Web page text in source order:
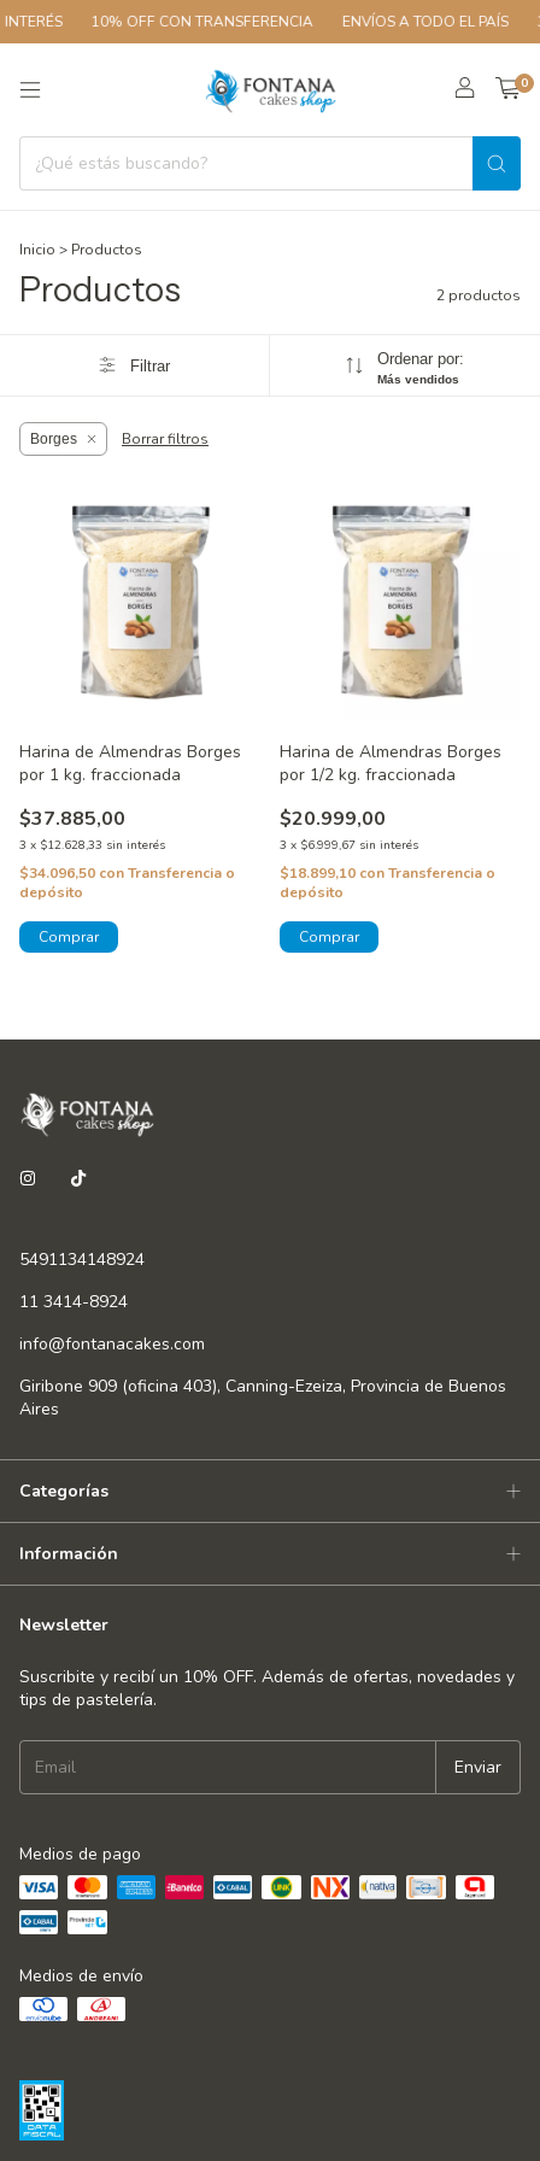
10% OFF CON TRANSFERENCIA ENVÍOS A TODO EL PAÍS
0
Inicio > Productos
Productos 2 productos
Filtrar Ordenar por:
Más vendidos
Borges Borrar filtros
Harina de Almendras Borges
por 1 kg. fraccionada
$37.885,00
3 x $12.628,33 sin interés
$34.096,50 conTransferencia o
depósito
Harina de Almendras Borges
por 1/2 kg. fraccionada
$20.999,00
3 x $6.999,67 sin interés
$18.899,10 conTransferencia o
depósito
5491134148924
11 3414-8924
info@fontanacakes.com
Giribone 909 (oficina 403), Canning-Ezeiza, Provincia de Buenos
Aires
Categorías
Información
Newsletter
Suscribite y recibí un 10% OFF. Además de ofertas, novedades y
tips de pastelería.
Medios de pago
Medios de envío